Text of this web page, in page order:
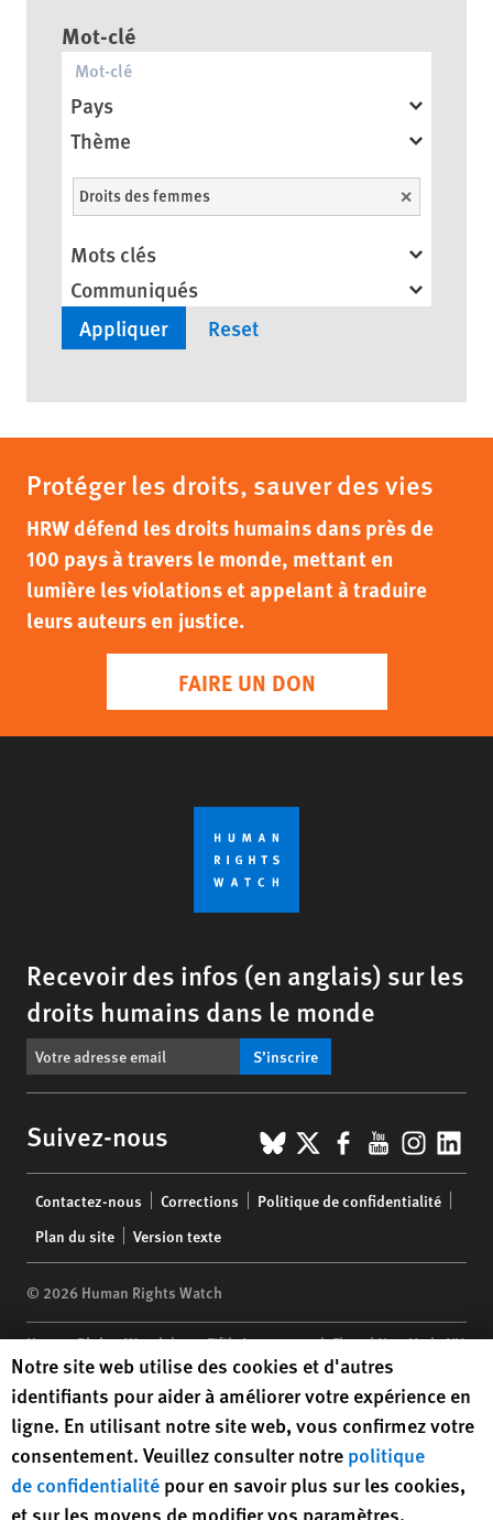
Mot-clé
Pays
Thème
Droits des femmes Unselect
Mots clés
Communiqués
Protéger les droits, sauver des vies
HRW défend les droits humains dans près de
100 pays à travers le monde, mettant en
lumière les violations et appelant à traduire
leurs auteurs en justice.
FAIRE UN DON
Recevoir des infos (en anglais) sur les
droits humains dans le monde
S’inscrire
Suivez-nous BlueSky
X Facebook
YouTube
menu
Contactez-nous Corrections
Politique de confidentialité
Plan du site
Version texte
© 2026 Human Rights Watch
Human Rights Watch| 350 Fifth Avenue, 34th Floor | New York,NY
10118-3299USA |t1.212.290.4700
Human Rights Watchis a 501(C)(3) nonprofit registered in the US
under EIN: 13-2875808
Human Rights Watch cookie preferences
Notre site web utilise des cookies et d'autres
identifiants pour aider à améliorer votre expérience en
ligne. En utilisant notre site web, vous confirmez votre
consentement. Veuillez consulter notre politique
de confidentialité pour en savoir plus sur les cookies,
et sur les moyens de modifier vos paramètres.